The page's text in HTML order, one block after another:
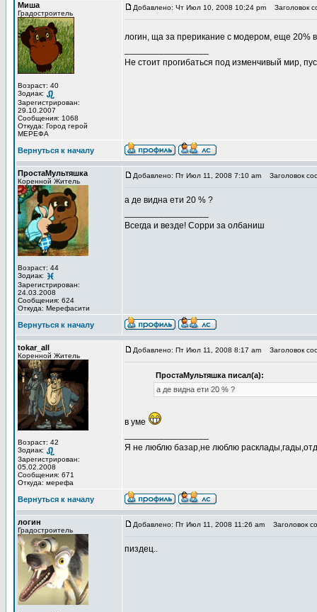
Миша
Градостроитель
Возраст: 40
Зодиак:
Зарегистрирован:
29.10.2007
Сообщения: 1068
Откуда: Город герой
МЕРЕФА
Добавлено: Чт Июл 10, 2008 10:24 pm Заголовок
логин, ща за прерикание с модером, еще 20%
Не стоит прогибаться под изменчивый мир,
Вернуться к началу
ПростаМультяшка
Коренной Житель
Возраст: 44
Зодиак:
Зарегистрирован:
24.03.2008
Сообщения: 624
Откуда: Мерефасити
Добавлено: Пт Июл 11, 2008 7:10 am Заголовок
а де видна ети 20 % ?
Всегда и везде! Сорри за олбаниш
Вернуться к началу
tokar_all
Коренной Житель
Возраст: 42
Зодиак:
Зарегистрирован:
05.02.2008
Сообщения: 671
Откуда: мерефа
Добавлено: Пт Июл 11, 2008 8:17 am Заголовок
ПростаМультяшка писал(а):
а де видна ети 20 % ?
в уме
Я не люблю базар,не люблю
Вернуться к началу
логин
Градостроитель
Добавлено: Пт Июл 11, 2008 11:26 am Заголовок
пиздец..